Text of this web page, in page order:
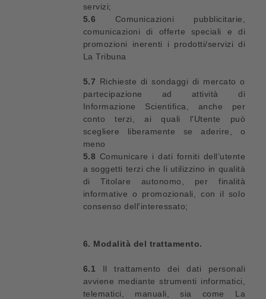
servizi;
5.6 Comunicazioni pubblicitarie,
comunicazioni di offerte speciali e di
promozioni inerenti i prodotti/servizi di
La Tribuna
5.7 Richieste di sondaggi di mercato o
partecipazione ad attività di
Informazione Scientifica, anche per
conto terzi, ai quali l'Utente può
scegliere liberamente se aderire, o
meno
5.8 Comunicare i dati forniti dell’utente
a soggetti terzi che li utilizzino in qualità
di Titolare autonomo, per finalità
informative o promozionali, con il solo
consenso dell'interessato;
6. Modalità del trattamento.
6.1 Il trattamento dei dati personali
avviene mediante strumenti informatici,
telematici, manuali, sia come La